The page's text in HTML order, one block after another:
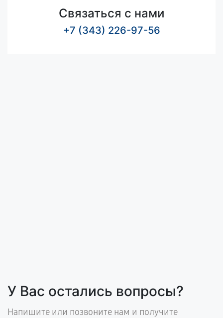
Связаться с нами
+7 (343) 226-97-56
У Вас остались вопросы?
Напишите или позвоните нам и получите